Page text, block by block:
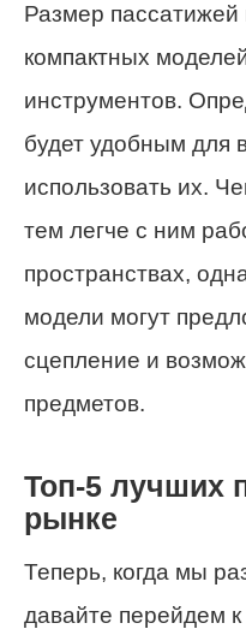
Размер пассатижей
компактных
инструментов.
будет удобным для
использовать их.
тем легче с ним
пространствах,
модели могут
сцепление и
предметов.
Топ-5 лучших
рынке
Теперь, когда мы
давайте перейдем к